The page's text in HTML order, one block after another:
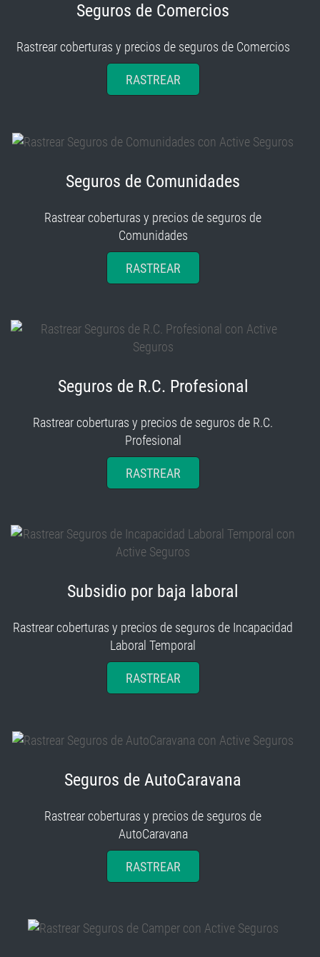
Seguros de Comercios
Rastrear coberturas y precios de seguros de Comercios
RASTREAR
Seguros de Comunidades
Rastrear coberturas y precios de seguros de
Comunidades
RASTREAR
Seguros de R.C. Profesional
Rastrear coberturas y precios de seguros de R.C.
Profesional
RASTREAR
Subsidio por baja laboral
Rastrear coberturas y precios de seguros de Incapacidad
Laboral Temporal
RASTREAR
Seguros de AutoCaravana
Rastrear coberturas y precios de seguros de
AutoCaravana
RASTREAR